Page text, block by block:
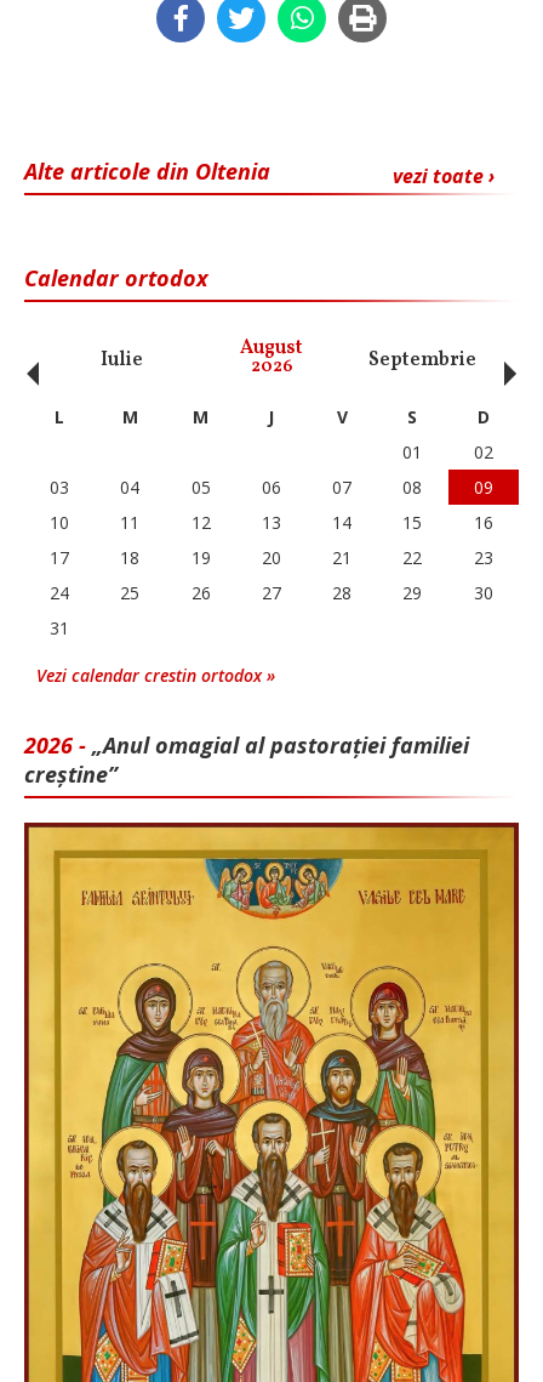
vezi toate ›
Alte articole din Oltenia
Calendar ortodox
Iulie August
2026 Septembrie
‹ L M M J V S
D
01
02
03
04 05 06 07 08
09
10
11 12 13 14 15
16
17
18 19 20 21 22
23
24
25 26 27 28 29
30
31
Vezi calendar crestin ortodox »
2026 - „Anul omagial al pastorației familiei
creștine”